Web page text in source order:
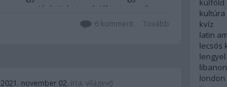
nagyon ajánlott kategóriába tartozik.
Legjobb karácsonyi gasztroajándék,Tovább
6komment
2021. november 02. írta: világevő
külföld
kultúra
kvíz
latin
lecsós
lengyel
london